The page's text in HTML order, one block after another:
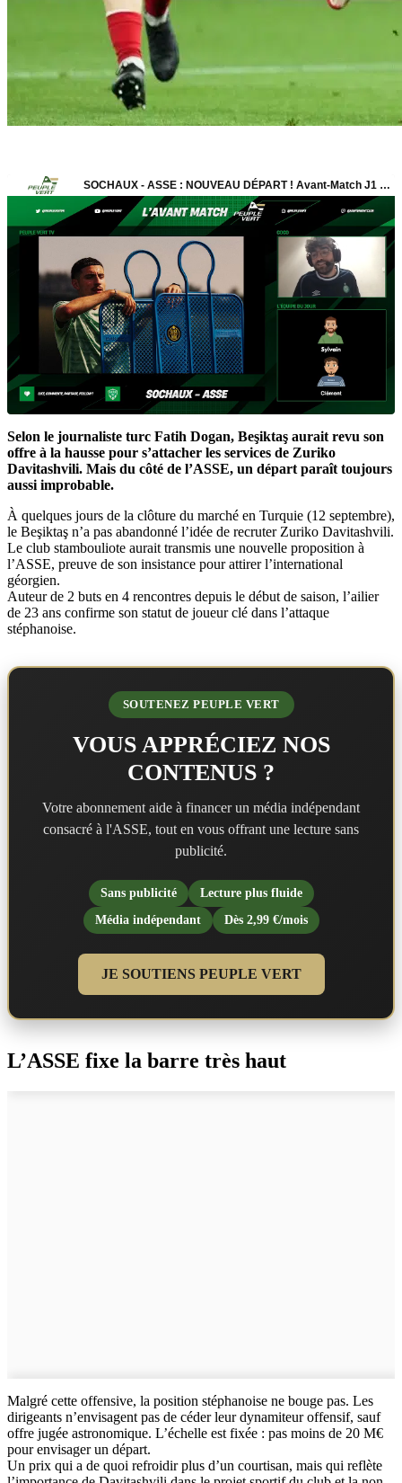
Selon le journaliste turc Fatih Dogan, Beşiktaş aurait revu son
offre à la hausse pour s’attacher les services de Zuriko
Davitashvili. Mais du côté de l’ASSE, un départ paraît toujours
aussi improbable.
À quelques jours de la clôture du marché en Turquie (12 septembre),
le Beşiktaş n’a pas abandonné l’idée de recruter Zuriko Davitashvili.
Le club stambouliote aurait transmis une nouvelle proposition à
l’ASSE, preuve de son insistance pour attirer l’international
géorgien.
Auteur de 2 buts en 4 rencontres depuis le début de saison, l’ailier
de 23 ans confirme son statut de joueur clé dans l’attaque
stéphanoise.
SOUTENEZ PEUPLE VERT
VOUS APPRÉCIEZ NOS
CONTENUS ?
Votre abonnement aide à financer un média indépendant
consacré à l'ASSE, tout en vous offrant une lecture sans
publicité.
Sans publicité
Lecture plus fluide
Média indépendant
Dès 2,99 €/mois
JE SOUTIENS PEUPLE VERT
L’ASSE fixe la barre très haut
Malgré cette offensive, la position stéphanoise ne bouge pas. Les
dirigeants n’envisagent pas de céder leur dynamiteur offensif, sauf
offre jugée astronomique. L’échelle est fixée : pas moins de 20 M€
pour envisager un départ.
Un prix qui a de quoi refroidir plus d’un courtisan, mais qui reflète